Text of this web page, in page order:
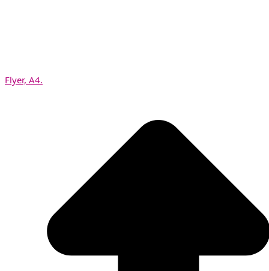
Flyer, A4.